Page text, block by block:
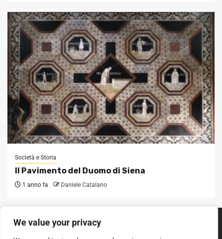
We value your privacy
Società e Storia
Il Pavimento del Duomo di Siena
1 anno fa Daniele Catalano
SEGUICI SUI SOCIAL